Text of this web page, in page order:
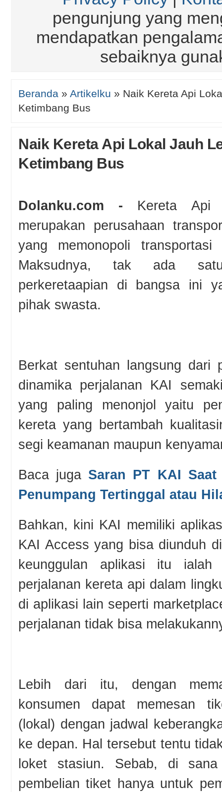
pengunjung yang
mendapatkan
sebaiknya
Beranda » Artikelku » Naik Kereta Api
Ketimbang Bus
Naik Kereta Api Lokal Jauh
Ketimbang Bus
Dolanku.com - Kereta Api
merupakan perusahaan
yang memonopoli
Maksudnya, tak ada
perkeretaapian di bangsa ini
pihak swasta.
Berkat sentuhan langsung dari
dinamika perjalanan KAI
yang paling menonjol yaitu
kereta yang bertambah
segi keamanan maupun
Baca juga Saran PT KAI Saat
Penumpang Tertinggal atau
Bahkan, kini KAI memiliki
KAI Access yang bisa diunduh
keunggulan aplikasi itu ialah
perjalanan kereta api dalam
di aplikasi lain seperti
perjalanan tidak bisa
Lebih dari itu, dengan
konsumen dapat memesan
(lokal) dengan jadwal
ke depan. Hal tersebut tentu
loket stasiun. Sebab, di sana
pembelian tiket hanya untuk